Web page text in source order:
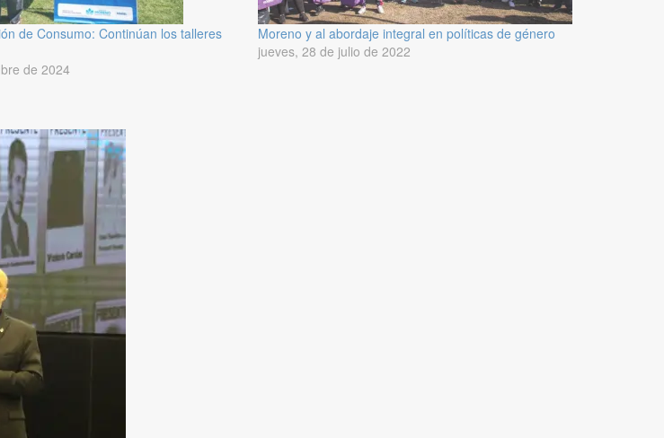
de Consumo: Continúan los talleres
de 2024
Moreno y al abordaje integral en políticas de género
jueves, 28 de julio de 2022